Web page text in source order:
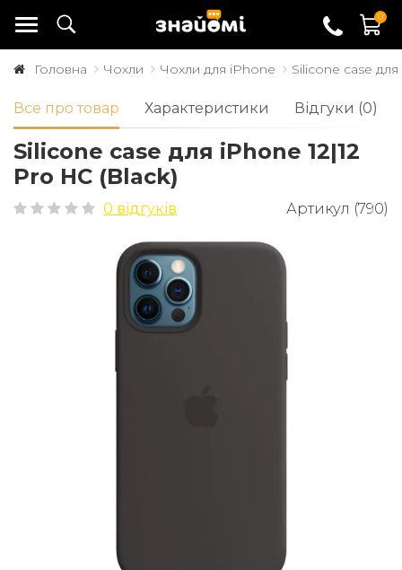
0
Головна Чохли Чохли для iPhone Silicone case
Все про товар Характеристики Відгуки (0)
Silicone case для iPhone 12|12
Pro HC (Black)
0 відгуків Артикул (790)